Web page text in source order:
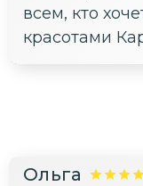
всем, кто
красотами
Ольга